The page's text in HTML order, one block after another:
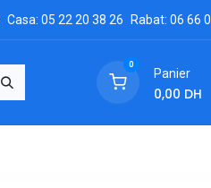
Casa: 05 22 20 38 26 Rabat: 06 66
0
Panier
0,00 DH